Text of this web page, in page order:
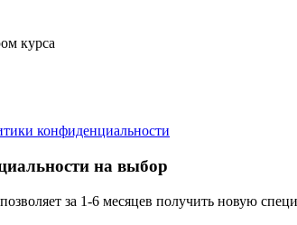
курса
конфиденциальности
на выбор
за 1-6 месяцев получить новую